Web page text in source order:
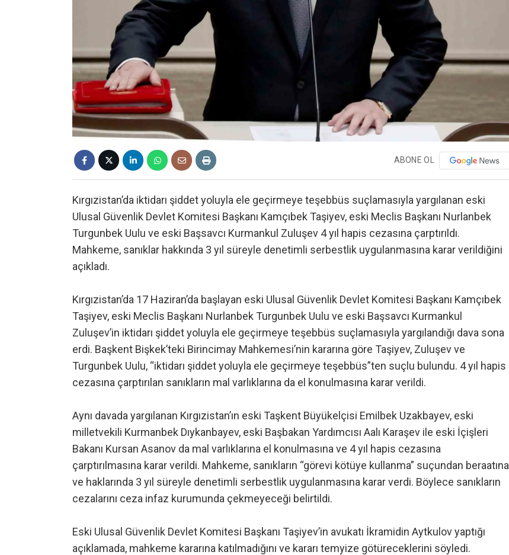
ABONE OL
Kırgızistan’da iktidarı şiddet yoluyla ele geçirmeye teşebbüs suçlamasıyla yargılanan eski
Ulusal Güvenlik Devlet Komitesi Başkanı Kamçıbek Taşiyev, eski Meclis Başkanı Nurlanbek
Turgunbek Uulu ve eski Başsavcı Kurmankul Zuluşev 4 yıl hapis cezasına çarptırıldı.
Mahkeme, sanıklar hakkında 3 yıl süreyle denetimli serbestlik uygulanmasına karar verildiğini
açıkladı.
Kırgızistan’da 17 Haziran’da başlayan eski Ulusal Güvenlik Devlet Komitesi Başkanı Kamçıbek
Taşiyev, eski Meclis Başkanı Nurlanbek Turgunbek Uulu ve eski Başsavcı Kurmankul
Zuluşev’in iktidarı şiddet yoluyla ele geçirmeye teşebbüs suçlamasıyla yargılandığı dava sona
erdi. Başkent Bişkek’teki Birincimay Mahkemesi’nin kararına göre Taşiyev, Zuluşev ve
Turgunbek Uulu, “iktidarı şiddet yoluyla ele geçirmeye teşebbüs”ten suçlu bulundu. 4 yıl hapis
cezasına çarptırılan sanıkların mal varlıklarına da el konulmasına karar verildi.
Aynı davada yargılanan Kırgızistan’ın eski Taşkent Büyükelçisi Emilbek Uzakbayev, eski
milletvekili Kurmanbek Dıykanbayev, eski Başbakan Yardımcısı Aalı Karaşev ile eski İçişleri
Bakanı Kursan Asanov da mal varlıklarına el konulmasına ve 4 yıl hapis cezasına
çarptırılmasına karar verildi. Mahkeme, sanıkların “görevi kötüye kullanma” suçundan beraatına
ve haklarında 3 yıl süreyle denetimli serbestlik uygulanmasına karar verdi. Böylece sanıkların
cezalarını ceza infaz kurumunda çekmeyeceği belirtildi.
Eski Ulusal Güvenlik Devlet Komitesi Başkanı Taşiyev’in avukatı İkramidin Aytkulov yaptığı
açıklamada, mahkeme kararına katılmadığını ve kararı temyize götüreceklerini söyledi.